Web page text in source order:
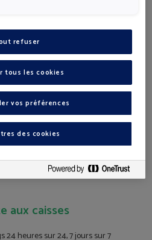
facturé uniquement sur base des
aux caisses
24 heures sur 24, 7 jours sur 7
refuser
tous les cookies
vos préférences
des cookies